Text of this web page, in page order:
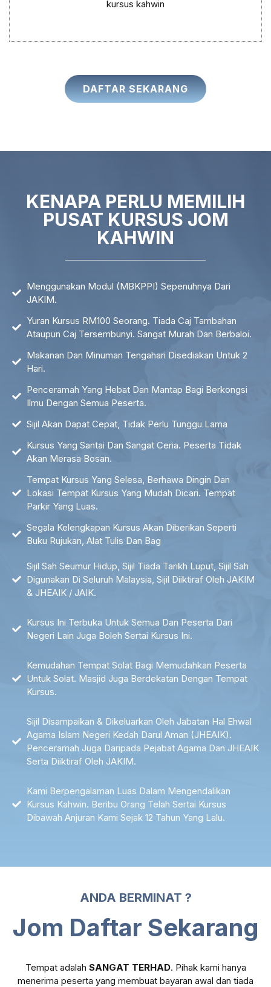
kursus kahwin
DAFTAR SEKARANG
KENAPA PERLU MEMILIH
PUSAT KURSUS JOM
KAHWIN
Menggunakan Modul (MBKPPI) Sepenuhnya Dari
JAKIM.
Yuran Kursus RM100 Seorang. Tiada Caj Tambahan
Ataupun Caj Tersembunyi. Sangat Murah Dan Berbaloi.
Makanan Dan Minuman Tengahari Disediakan Untuk 2
Hari.
Penceramah Yang Hebat Dan Mantap Bagi Berkongsi
Ilmu Dengan Semua Peserta.
Sijil Akan Dapat Cepat, Tidak Perlu Tunggu Lama
Kursus Yang Santai Dan Sangat Ceria. Peserta Tidak
Akan Merasa Bosan.
Tempat Kursus Yang Selesa, Berhawa Dingin Dan
Lokasi Tempat Kursus Yang Mudah Dicari. Tempat
Parkir Yang Luas.
Segala Kelengkapan Kursus Akan Diberikan Seperti
Buku Rujukan, Alat Tulis Dan Bag
Sijil Sah Seumur Hidup, Sijil Tiada Tarikh Luput, Sijil Sah
Digunakan Di Seluruh Malaysia, Sijil Diiktiraf Oleh JAKIM
& JHEAIK / JAIK.
Kursus Ini Terbuka Untuk Semua Dan Peserta Dari
Negeri Lain Juga Boleh Sertai Kursus Ini.
Kemudahan Tempat Solat Bagi Memudahkan Peserta
Untuk Solat. Masjid Juga Berdekatan Dengan Tempat
Kursus.
Sijil Disampaikan & Dikeluarkan Oleh Jabatan Hal Ehwal
Agama Islam Negeri Kedah Darul Aman (JHEAIK).
Penceramah Juga Daripada Pejabat Agama Dan JHEAIK
Serta Diiktiraf Oleh JAKIM.
Kami Berpengalaman Luas Dalam Mengendalikan
Kursus Kahwin. Beribu Orang Telah Sertai Kursus
Dibawah Anjuran Kami Sejak 12 Tahun Yang Lalu.
ANDA BERMINAT ?
Jom Daftar Sekarang
Tempat adalah SANGAT TERHAD. Pihak kami hanya
menerima peserta yang membuat bayaran awal dan tiada